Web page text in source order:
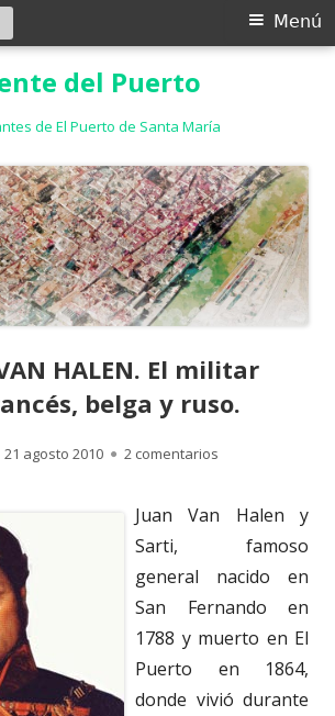
del Puerto
de El Puerto de Santa María
Menú
Buscar:
HALEN. El militar
belga y ruso.
Publicado
21 agosto 2010 2 comentarios
Juan Van Halen y
Sarti, famoso
general nacido en
San Fernando en
1788 y muerto en El
Puerto en 1864,
donde vivió durante